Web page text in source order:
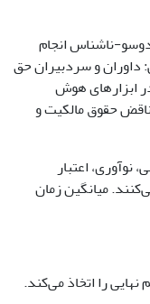
ناشناس انجام
و سردبیران حق
در ابزارهای هوش
حقوق مالکیت و
نوآوری، اعتبار
میانگین زمان
را اتخاذ می‌کند.